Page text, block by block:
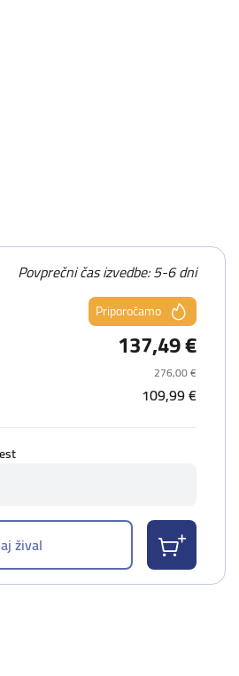
Povprečni čas izvedbe: 5-6 dni
Priporočamo
137,49 €
276,00 €
109,99 €
žival